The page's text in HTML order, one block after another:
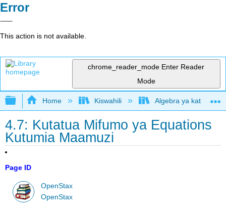
Error
This action is not available.
chrome_reader_mode Enter Reader
Mode
Expand/collapse global hierarchy
Home Kiswahili Algebra ya kati
4.7: Kutatua Mifumo ya Equations
Kutumia Maamuzi
Page ID
OpenStax
OpenStax